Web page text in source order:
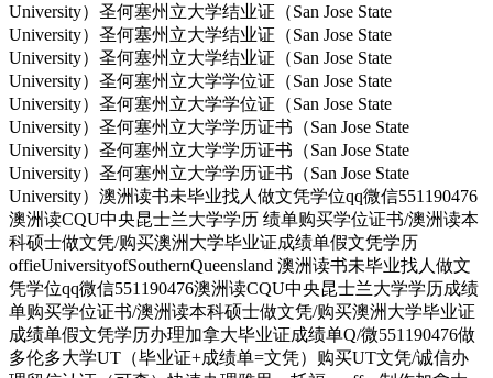
University）圣何塞州立大学结业证（San Jose State
University）圣何塞州立大学结业证（San Jose State
University）圣何塞州立大学结业证（San Jose State
University）圣何塞州立大学学位证（San Jose State
University）圣何塞州立大学学位证（San Jose State
University）圣何塞州立大学学历证书（San Jose State
University）圣何塞州立大学学历证书（San Jose State
University）圣何塞州立大学学历证书（San Jose State
University）澳洲读书未毕业找人做文凭学位qq微信551190476
澳洲读CQU中央昆士兰大学学历 绩单购买学位证书/澳洲读本
科硕士做文凭/购买澳洲大学毕业证成绩单假文凭学历
offieUniversityofSouthernQueensland 澳洲读书未毕业找人做文
凭学位qq微信551190476澳洲读CQU中央昆士兰大学学历成绩
单购买学位证书/澳洲读本科硕士做文凭/购买澳洲大学毕业证
成绩单假文凭学历办理加拿大毕业证成绩单Q/微551190476做
多伦多大学UT（毕业证+成绩单=文凭）购买UT文凭/诚信办